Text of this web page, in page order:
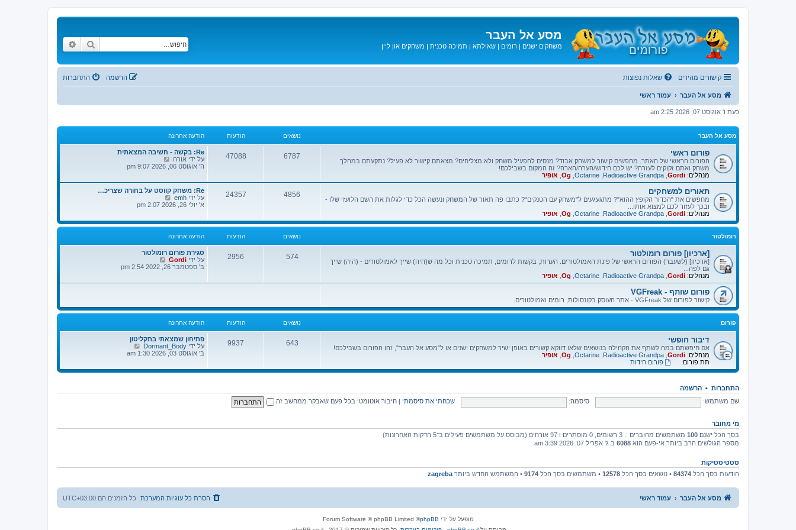
מסע אל העבר
משחקים ישנים | רומים | שאילתא | תמיכה טכנית | משחקים און ליין חיפוש
קישורים מהירים שאלות נפוצות התחברות הרשמה
מסע אל העבר עמוד ראשי
כעת ו' אוגוסט 07, 2026 2:25 am
מסע אל העבר נושאים הודעות הודעה אחרונה
פורום ראשי
הפורום הראשי של האתר. מחפשים קישור למשחק אבוד? מנסים להפעיל משחק ולא מצליחים? מצאתם קישור לא פעיל? נתקעתם במהלך
משחק ואתם זקוקים לעזרה? יש לכם חידוש/הערה/הארה? זה המקום בשבילכם!
מנהלים: Gordi
Radioactive Grandpa
Octarine
Og אופיר
6787
47088
Re: בקשה - חשיבה המצאתית
על ידי אורח
פ
ו
ד
ע
ה
א
ר
ו
נ
ה
ה' אוגוסט 06, 2026 9:07 pm
תאורים למשחקים
מחפשים את "הכדור הקופץ ההוא"? מתגעגעים ל"משחק עם הטנקים"? כתבו פה תאור של המשחק ונעשה הכל כדי לגלות את השם הלועזי שלו -
ובכך לעזור לכם למצוא אותו...
מנהלים: Gordi
Radioactive Grandpa
Octarine
Og אופיר
4856
24357
Re: משחק קווסט על בחורה שצריכ…
על ידי emh
פ
ה
ע
ה
ה
א
ר
א' יולי 26, 2026 2:07 pm
רומולטור נושאים הודעות הודעה אחרונה
[ארכיון] פורום רומולטור
[ארכיון] (לשעבר) הפורום הראשי של פינת האמולטורים. הערות, בקשות לרומים, תמיכה טכנית וכל מה ש(היה) שייך לאמולטורים - (היה) שייך
גם לפה...
מנהלים: Gordi
Radioactive Grandpa
Octarine
Og אופיר
574
2956
סגירת פורום רומולטור
על ידי Gordi
פ
ע
ה
א
ח
ר
ו
ב' ספטמבר 26, 2022 2:54 pm
פורום שותף - VGFreak
קישור לפורום של VGFreak - אתר העוסק בקונסולות, רומים ואמולטורים.
פורום נושאים הודעות הודעה אחרונה
דיבור חופשי
אם חיפשתם במה לשתף את הקהילה בנושאים שלאו דווקא קשורים באופן ישיר למשחקים ישנים או ל"מסע אל העבר", זהו הפורום בשבילכם!
מנהלים: Gordi
Radioactive Grandpa
Octarine
Og אופיר
תת פורום:
פורום חידות
643
9937
פתיחון שמצאתי בתקליטון
על ידי Dormant_Body
פ
ה
ע
ר
ב' אוגוסט 03, 2026 1:30 am
התחברות • הרשמה
שם משתמש:
סיסמה: שכחתי את סיסמתי חיבור אוטומטי בכל פעם שאבקר ממחשב זה
מי מחובר
בסך הכל ישנם 100 משתמשים מחוברים :: 3 רשומים, 0 מוסתרים ו 97 אורחים (מבוסס על משתמשים פעילים ב־5 הדקות האחרונות)
מספר הגולשים הרב ביותר אי-פעם הוא 6088 ב ג' אפריל 07, 2026 3:39 am
סטטיסטיקות
הודעות בסך הכל 84374 • נושאים בסך הכל 12578 • משתמשים בסך הכל 9174 • המשתמש החדש ביותר zagreba
מסע אל העבר עמוד ראשי כל הזמנים הם UTC+03:00 הסרת כל עוגיות המערכת
מופעל על ידי phpBB
® Forum Software © phpBB Limited